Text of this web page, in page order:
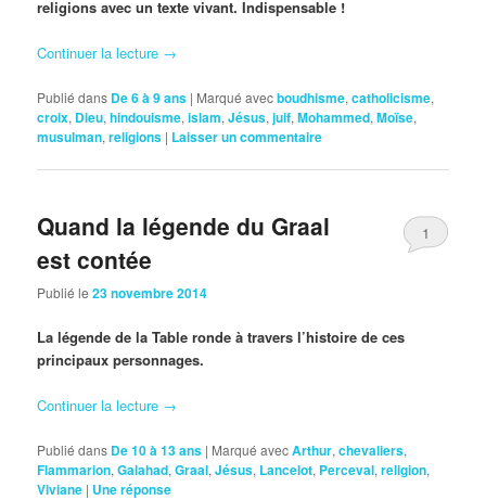
religions avec un texte vivant. Indispensable !
Continuer la lecture →
Publié dans De 6 à 9 ans | Marqué avecboudhisme,catholicisme,
croix, Dieu,hindouisme,islam,Jésus,juif,Mohammed,Moïse,
musulman,religions | Laisser un commentaire
Quand la légende du Graal
est contée
Publié le23 novembre 2014
1
La légende de la Table ronde à travers l’histoire de ces
principaux personnages.
Continuer la lecture →
Publié dans De 10 à 13 ans | Marqué avecArthur,chevaliers,
Flammarion,Galahad,Graal,Jésus, Lancelot, Perceval,religion,
Viviane | Uneréponse